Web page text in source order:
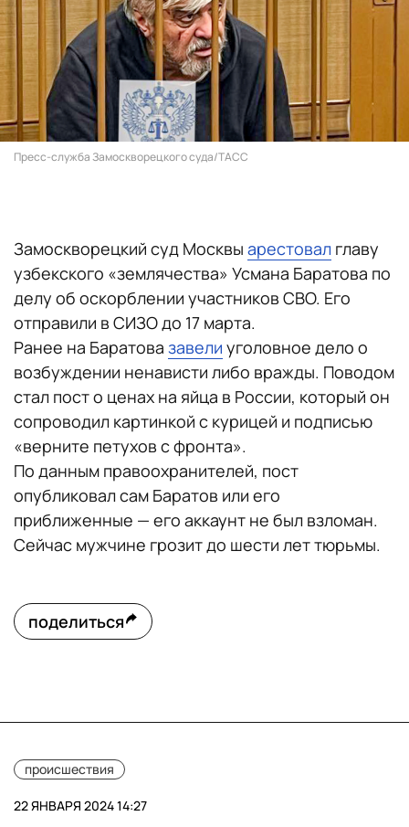
Пресс-служба Замоскворецкого суда/ТАСС
Замоскворецкий суд Москвы арестовал главу
узбекского «землячества» Усмана Баратова по
делу об оскорблении участников СВО. Его
отправили в СИЗО до 17 марта.
Ранее на Баратова завели уголовное дело о
возбуждении ненависти либо вражды. Поводом
стал пост о ценах на яйца в России, который он
сопроводил картинкой с курицей и подписью
«верните петухов с фронта».
По данным правоохранителей, пост
опубликовал сам Баратов или его
приближенные — его аккаунт не был взломан.
Сейчас мужчине грозит до шести лет тюрьмы.
поделиться
происшествия
22 ЯНВАРЯ 2024 14:27